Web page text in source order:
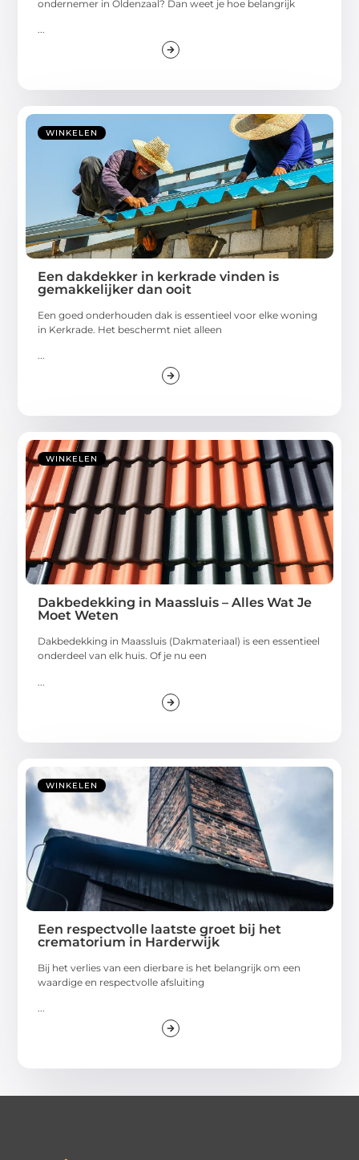
ondernemer in Oldenzaal? Dan weet je hoe belangrijk
...
WINKELEN
Een dakdekker in kerkrade vinden is
gemakkelijker dan ooit
Een goed onderhouden dak is essentieel voor elke woning
in Kerkrade. Het beschermt niet alleen
...
WINKELEN
Dakbedekking in Maassluis – Alles Wat Je
Moet Weten
Dakbedekking in Maassluis (Dakmateriaal) is een essentieel
onderdeel van elk huis. Of je nu een
WINKELEN
Een respectvolle laatste groet bij het
crematorium in Harderwijk
Bij het verlies van een dierbare is het belangrijk om een
waardige en respectvolle afsluiting
...